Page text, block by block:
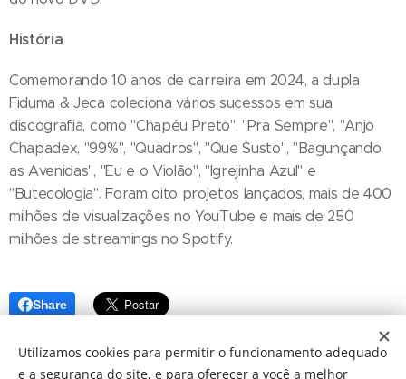
História
Comemorando 10 anos de carreira em 2024, a dupla
Fiduma & Jeca coleciona vários sucessos em sua
discografia, como "Chapéu Preto", "Pra Sempre", "Anjo
Chapadex, "99%", "Quadros", "Que Susto", "Bagunçando
as Avenidas", "Eu e o Violão", "Igrejinha Azul" e
"Butecologia". Foram oito projetos lançados, mais de 400
milhões de visualizações no YouTube e mais de 250
milhões de streamings no Spotify.
Share
Utilizamos cookies para permitir o funcionamento adequado
e a segurança do site, e para oferecer a você a melhor